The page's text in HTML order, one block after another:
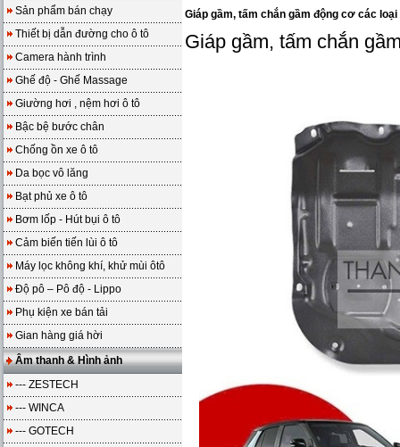
Sản phẩm bán chạy
Thiết bị dẫn đường cho ô tô
Camera hành trình
Ghế độ - Ghế Massage
Giường hơi , nệm hơi ô tô
Bậc bệ bước chân
Chống ồn xe ô tô
Da bọc vô lăng
Bạt phủ xe ô tô
Bơm lốp - Hút bụi ô tô
Cảm biến tiến lùi ô tô
Máy lọc không khí, khử mùi ôtô
Độ pô – Pô độ - Lippo
Phụ kiện xe bán tải
Gian hàng giá hời
Âm thanh & Hình ảnh
--- ZESTECH
--- WINCA
--- GOTECH
Giáp gầm, tấm chắn gầm động cơ các loại
Giáp gầm, tấm chắn